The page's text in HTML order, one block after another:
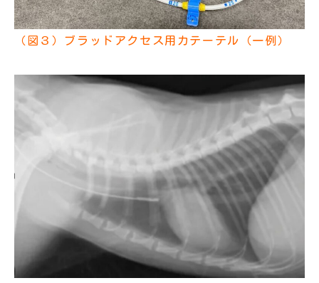
（図３）ブラッドアクセス用カテーテル（一例）